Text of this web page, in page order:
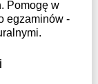
Pomogę w
egzaminów -